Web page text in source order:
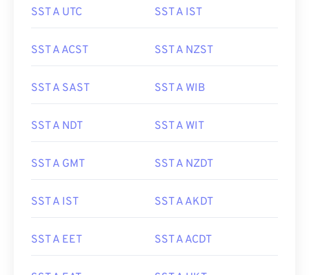
SST A UTC SST A IST
SST A ACST SST A NZST
SST A SAST SST A WIB
SST A NDT SST A WIT
SST A GMT SST A NZDT
SST A IST SST A AKDT
SST A EET SST A ACDT